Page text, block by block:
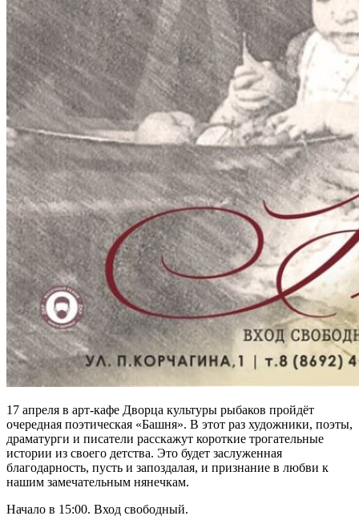
17 апреля в арт-кафе Дворца культуры рыбаков пройдёт
очередная поэтическая «Башня». В этот раз художники, поэты,
драматурги и писатели расскажут короткие трогательные
истории из своего детства. Это будет заслуженная
благодарность, пусть и запоздалая, и признание в любви к
нашим замечательным нянечкам.
Начало в 15:00. Вход свободный.